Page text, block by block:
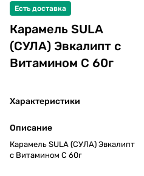
Есть доставка
Карамель SULA
(СУЛА) Эвкалипт с
Витамином С 60г
Характеристики
Описание
Карамель SULA (СУЛА) Эвкалипт
с Витамином С 60г